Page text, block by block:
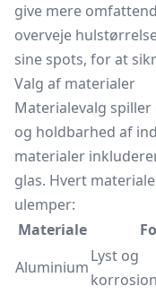
give mere
overveje
sine spots, for at
Valg af materialer
Materialevalg
og holdbarhed af
materialer
glas. Hvert
ulemper:
Materiale
Aluminium
Lyst og